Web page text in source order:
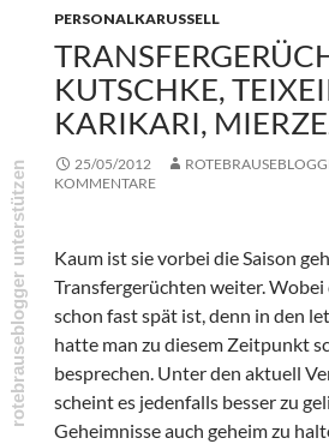
PERSONALKARUSSELL
KUTSCHKE,
KARIKARI,
25/05/2012
KOMMENTARE
Kaum ist sie vorbei die Saison
Transfergerüchten weiter. Wobei
schon fast spät ist, denn in den
hatte man zu diesem Zeitpunkt
besprechen. Unter den aktuell
scheint es jedenfalls besser zu
Geheimnisse auch geheim zu
rotebrauseblogger unterstützen